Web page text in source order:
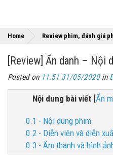
Home Review phim, đánh giá
[Review] Ẩn danh – Nội
Posted on 11:51 31/05/2020in
Nội dung bài viết[Ẩn
0.1 - Nội dung phim
0.2 - Diễn viên và diễn
0.3 - Âm thanh và hình